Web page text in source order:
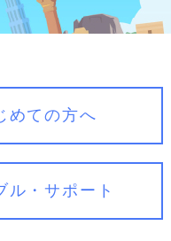
めての方へ
ル・サポート